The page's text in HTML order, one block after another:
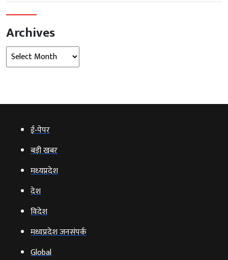
Archives
Archives
ई‑पेपर
बड़ी खबर
मध्‍यप्रदेश
देश
विदेश
मध्यप्रदेश जनसंपर्क
Global